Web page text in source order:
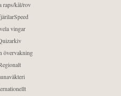
raps/kål/rov
vingar
övervakning